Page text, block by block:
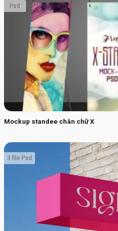
Mockup standee chân chữ X
Psd
3 file Psd